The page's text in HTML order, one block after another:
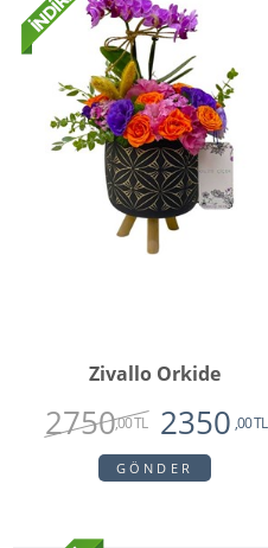
Zivallo Orkide
2750,00 TL 2350 ,00 TL
GÖNDER